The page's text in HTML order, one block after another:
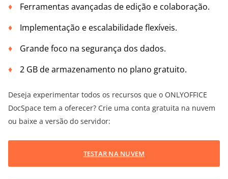
Ferramentas avançadas de edição e colaboração.
Implementação e escalabilidade flexíveis.
Grande foco na segurança dos dados.
2 GB de armazenamento no plano gratuito.
Deseja experimentar todos os recursos que o ONLYOFFICE
DocSpace tem a oferecer? Crie uma conta gratuita na nuvem
ou baixe a versão do servidor:
TESTAR NA NUVEM